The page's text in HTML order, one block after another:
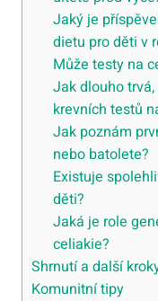
Jaký je
dietu pro děti v
Může testy na
Jak dlouho
krevních testů
Jak poznám
nebo batolete?
Existuje
děti?
Jaká je role
celiakie?
Shrnutí a další
Komunitní tipy